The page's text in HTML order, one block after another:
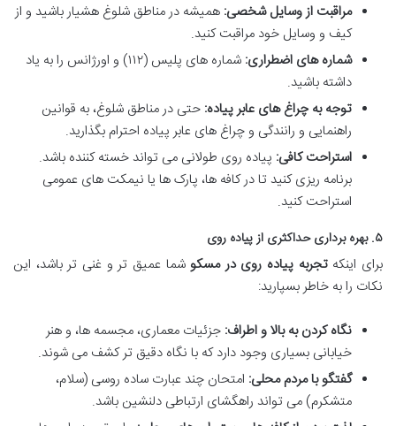
مراقبت از وسایل شخصی: همیشه در مناطق شلوغ هشیار باشید و از
کیف و وسایل خود مراقبت کنید.
شماره های اضطراری:
شماره های پلیس (۱۱۲) و اورژانس را به یاد
داشته باشید.
توجه به چراغ های عابر پیاده: حتی در مناطق شلوغ، به قوانین
راهنمایی و رانندگی و چراغ های عابر پیاده احترام بگذارید.
استراحت کافی: پیاده روی طولانی می تواند خسته کننده باشد.
برنامه ریزی کنید تا در کافه ها، پارک ها یا نیمکت های عمومی
استراحت کنید.
۵. بهره برداری حداکثری از پیاده روی
برای اینکهتجربه پیاده روی در مسکوشما عمیق تر و غنی تر باشد، این
نکات را به خاطر بسپارید:
نگاه کردن به بالا و اطراف: جزئیات معماری، مجسمه ها، و هنر
خیابانی بسیاری وجود دارد که با نگاه دقیق تر کشف می شوند.
گفتگو با مردم محلی: امتحان چند عبارت ساده روسی (سلام،
متشکرم) می تواند راهگشای ارتباطی دلنشین باشد.